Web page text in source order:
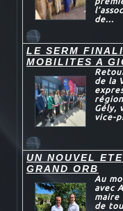
de...
LE SERM
MOBILITES A
de la
Gély,
vice-
UN NOUVEL
GRAND ORB
Au
avec
maire
de